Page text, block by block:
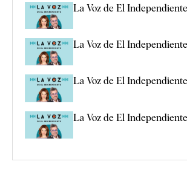
La Voz de El
La Voz de El
La Voz de El
La Voz de El